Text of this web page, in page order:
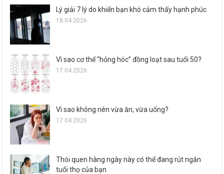
Lý giải 7 lý do khiến bạn khó cảm thấy hạnh phúc
18.04.2026
Vì sao cơ thể “hỏng hóc” đồng loạt sau tuổi 50?
17.04.2026
Vì sao không nên vừa ăn, vừa uống?
17.04.2026
Thói quen hàng ngày này có thể đang rút ngắn
tuổi thọ của bạn